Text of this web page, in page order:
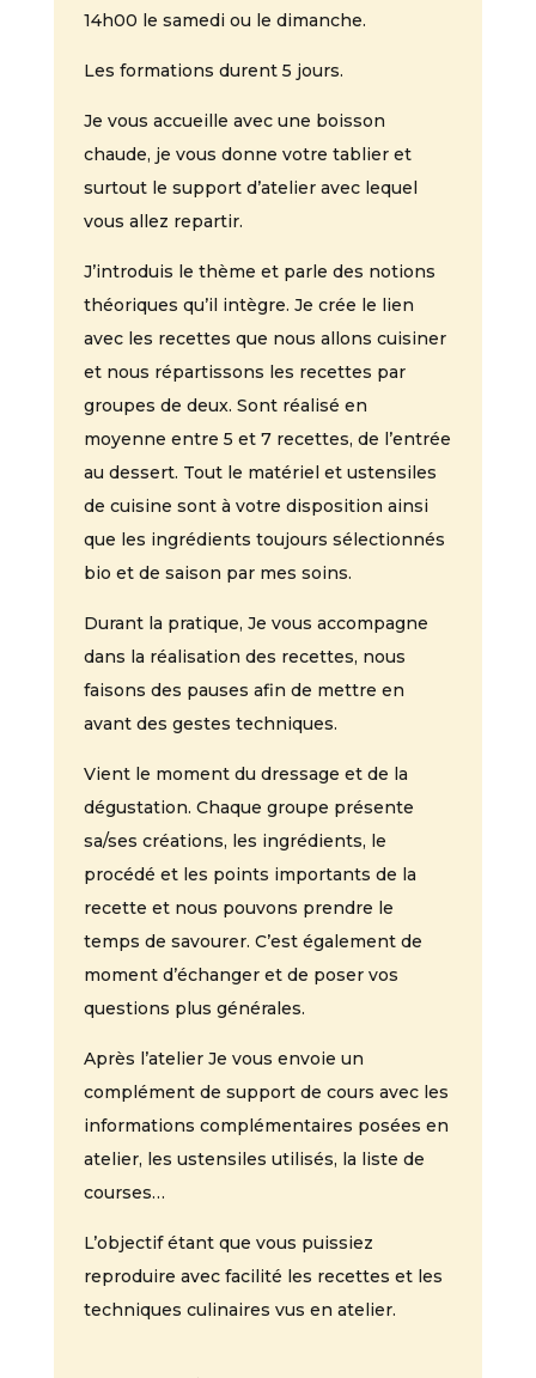
14h00 le samedi ou le dimanche.
Les formations durent 5 jours.
Je vous accueille avec une boisson
chaude, je vous donne votre tablier et
surtout le support d’atelier avec lequel
vous allez repartir.
J’introduis le thème et parle des notions
théoriques qu’il intègre. Je crée le lien
avec les recettes que nous allons cuisiner
et nous répartissons les recettes par
groupes de deux. Sont réalisé en
moyenne entre 5 et 7 recettes, de l’entrée
au dessert. Tout le matériel et ustensiles
de cuisine sont à votre disposition ainsi
que les ingrédients toujours sélectionnés
bio et de saison par mes soins.
Durant la pratique, Je vous accompagne
dans la réalisation des recettes, nous
faisons des pauses afin de mettre en
avant des gestes techniques.
Vient le moment du dressage et de la
dégustation. Chaque groupe présente
sa/ses créations, les ingrédients, le
procédé et les points importants de la
recette et nous pouvons prendre le
temps de savourer. C’est également de
moment d’échanger et de poser vos
questions plus générales.
Après l’atelier Je vous envoie un
complément de support de cours avec les
informations complémentaires posées en
atelier, les ustensiles utilisés, la liste de
courses…
L’objectif étant que vous puissiez
reproduire avec facilité les recettes et les
techniques culinaires vus en atelier.